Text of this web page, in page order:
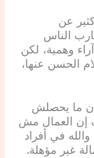
عن
الناس
وهمية، لكن
الحسن عنها،
ما يحصلش
إن العمال مش
في أفراد
غير مؤهلة.